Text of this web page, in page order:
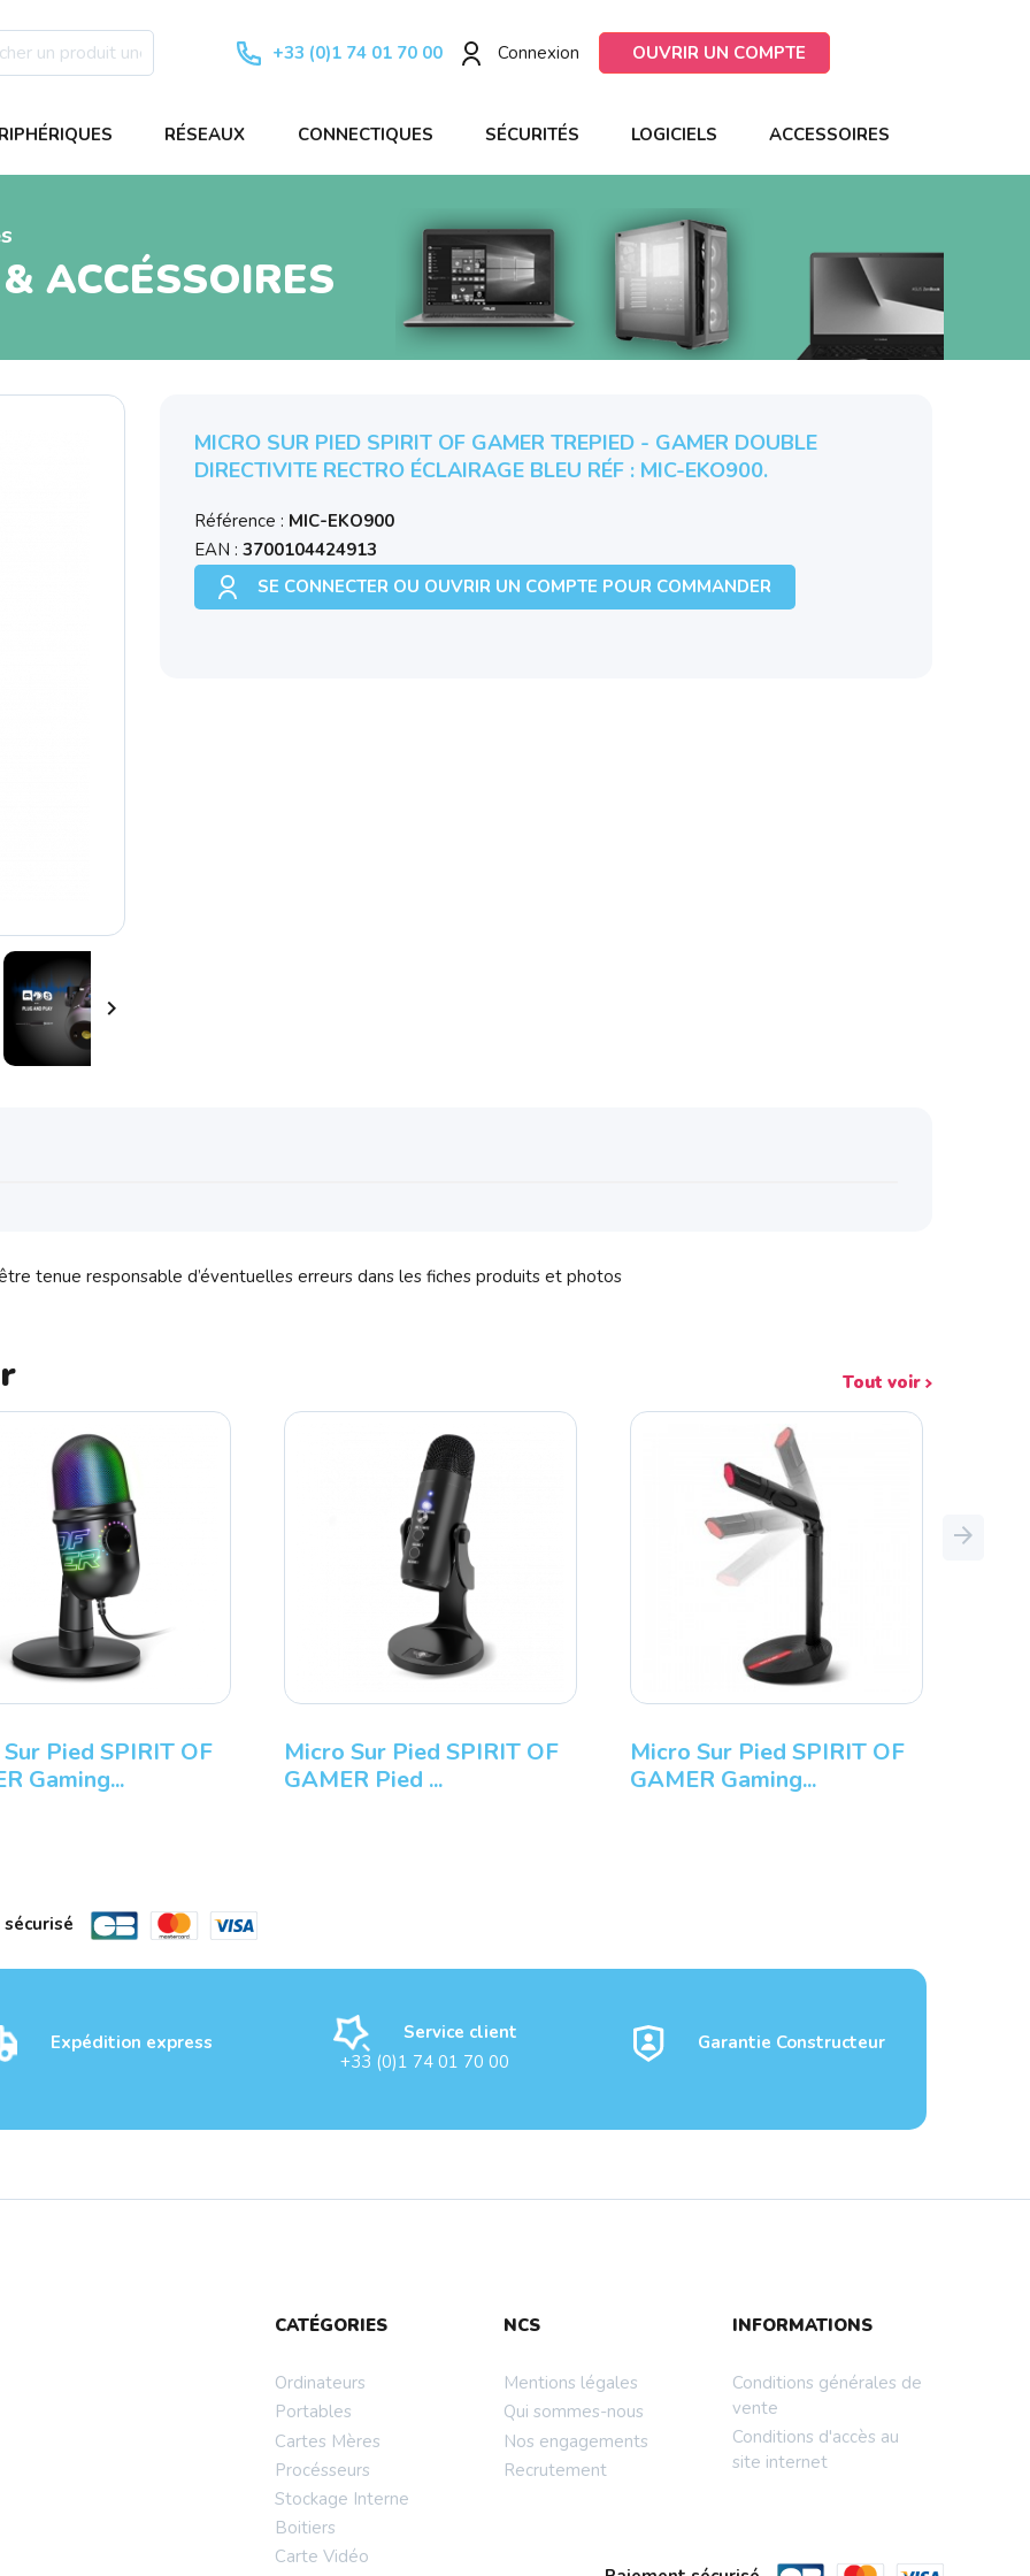
+33 (0)1 74 01 70 00 Connexion OUVRIR UN COMPTE
RÉSEAUX CONNECTIQUES SÉCURITÉS LOGICIELS ACCESSOIRES
ACCÉSSOIRES

MICRO SUR PIED SPIRIT OF GAMER TREPIED - GAMER DOUBLE
DIRECTIVITE RECTRO ÉCLAIRAGE BLEU RÉF : MIC-EKO900.
Référence : MIC-EKO900
EAN : 3700104424913
SE CONNECTER OU OUVRIR UN COMPTE POUR COMMANDER
tenue responsable d’éventuelles erreurs dans les fiches produits et photos
Tout voir
Pied SPIRIT OF
Gaming...
Micro Sur Pied SPIRIT OF
GAMER Pied ...
Micro Sur Pied SPIRIT OF
GAMER Gaming...
Next
Expédition express
Service client
+33 (0)1 74 01 70 00
Garantie Constructeur
CATÉGORIES
Ordinateurs
Portables
Cartes Mères
Procésseurs
Stockage Interne
Boitiers
Carte Vidéo
NCS
Mentions légales
Qui sommes-nous
Nos engagements
Recrutement
INFORMATIONS
Conditions générales de
vente
Conditions d'accès au
site internet